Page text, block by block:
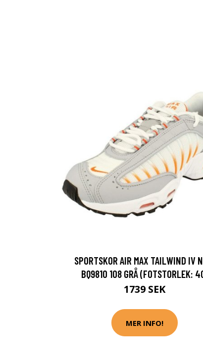
SPORTSKOR AIR MAX TAILWIND IV
BQ9810 108 GRÅ (FOTSTORLEK:
1739 SEK
MER INFO!